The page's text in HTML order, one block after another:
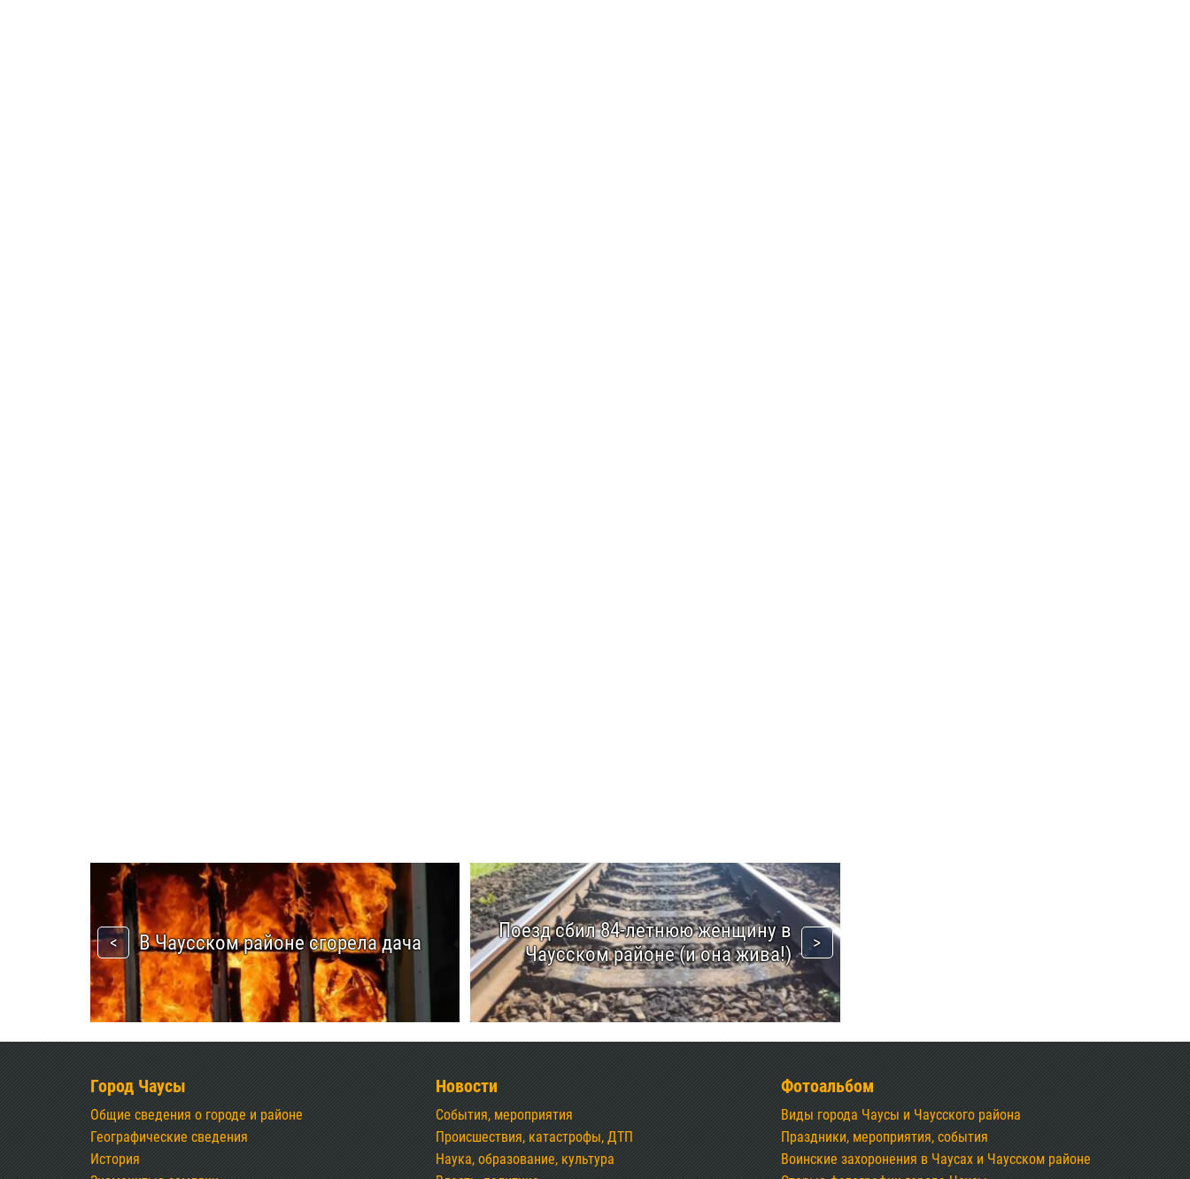
В Чаусском районе сгорела дача
Поезд сбил 84-летнюю женщину в
Чаусском районе (и она жива!)
Город Чаусы
Общие сведения о городе и районе
Географические сведения
История
Новости
События, мероприятия
Происшествия, катастрофы, ДТП
Наука, образование, культура
Фотоальбом
Виды города Чаусы и Чаусского района
Праздники, мероприятия, события
Воинские захоронения в Чаусах и Чаусском районе